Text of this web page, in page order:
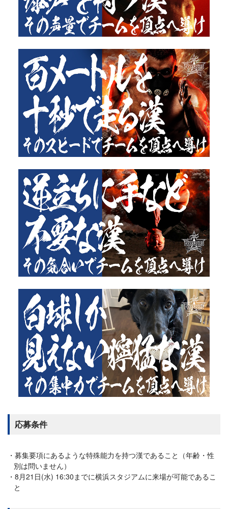
応募条件
募集要項にあるような特殊能力を持つ漢であること（年齢・性
別は問いません）
8月21日(水) 16:30までに横浜スタジアムに来場が可能であるこ
と